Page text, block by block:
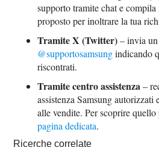
supporto tramite chat e
proposto per inoltrare la tua
Tramite X (Twitter)– invia
@supportosamsungindicando
riscontrati.
Tramite centro assistenza–
assistenza Samsung
alle vendite. Per scoprire
pagina dedicata.